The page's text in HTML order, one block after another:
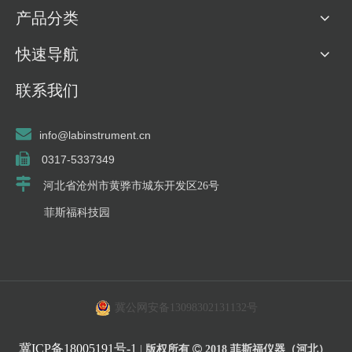
产品分类
快速导航
联系我们
 info@labinstrument.cn
 0317-5337349
 河北省沧州市黄骅市城东开发区26号
菲斯福科技园
冀公网安备13098302131132号
冀ICP备18005191号-1 版权所有  2018 菲斯福仪器（河北）